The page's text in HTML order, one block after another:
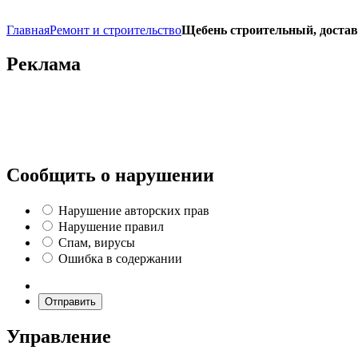
ГлавнаяРемонт и строительствоЩебень строительный,
Реклама
Сообщить о нарушении
Нарушение авторских прав
Нарушение правил
Спам, вирусы
Ошибка в содержании
Отправить
Управление